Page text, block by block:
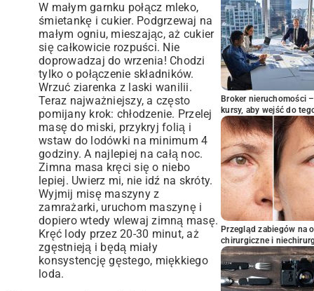
W małym garnku połącz mleko,
śmietankę i cukier. Podgrzewaj na
małym ogniu, mieszając, aż cukier
się całkowicie rozpuści. Nie
doprowadzaj do wrzenia! Chodzi
tylko o połączenie składników.
Wrzuć ziarenka z laski wanilii.
Teraz najważniejszy, a często
pomijany krok: chłodzenie. Przelej
masę do miski, przykryj folią i
wstaw do lodówki na minimum 4
godziny. A najlepiej na całą noc.
Zimna masa kręci się o niebo
lepiej. Uwierz mi, nie idź na skróty.
Wyjmij misę maszyny z
zamrażarki, uruchom maszynę i
dopiero wtedy wlewaj zimną masę.
Kręć lody przez 20-30 minut, aż
zgęstnieją i będą miały
konsystencję gęstego, miękkiego
loda.
Broker nieruchomości
kursy, aby wejść do
Przegląd zabiegów na
chirurgiczne i